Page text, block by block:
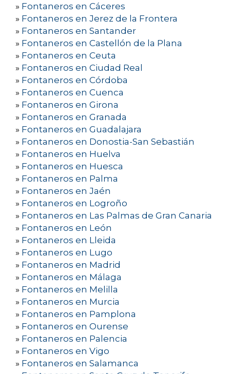
» Fontaneros en Cáceres
» Fontaneros en Jerez de la Frontera
» Fontaneros en Santander
» Fontaneros en Castellón de la Plana
» Fontaneros en Ceuta
» Fontaneros en Ciudad Real
» Fontaneros en Córdoba
» Fontaneros en Cuenca
» Fontaneros en Girona
» Fontaneros en Granada
» Fontaneros en Guadalajara
» Fontaneros en Donostia-San Sebastián
» Fontaneros en Huelva
» Fontaneros en Huesca
» Fontaneros en Palma
» Fontaneros en Jaén
» Fontaneros en Logroño
» Fontaneros en Las Palmas de Gran Canaria
» Fontaneros en León
» Fontaneros en Lleida
» Fontaneros en Lugo
» Fontaneros en Madrid
» Fontaneros en Málaga
» Fontaneros en Melilla
» Fontaneros en Murcia
» Fontaneros en Pamplona
» Fontaneros en Ourense
» Fontaneros en Palencia
» Fontaneros en Vigo
» Fontaneros en Salamanca